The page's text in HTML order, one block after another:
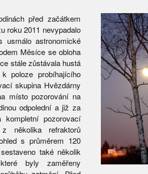
před začátkem
roku 2011 nevypadalo
usmálo astronomické
Měsíce se obloha
stále zůstávala hustá
poloze probíhajícího
skupina Hvězdárny
místo pozorování na
odpolední a již za
pozorovací
několika refraktorů
s průměrem 120
také několik
byly zaměřeny